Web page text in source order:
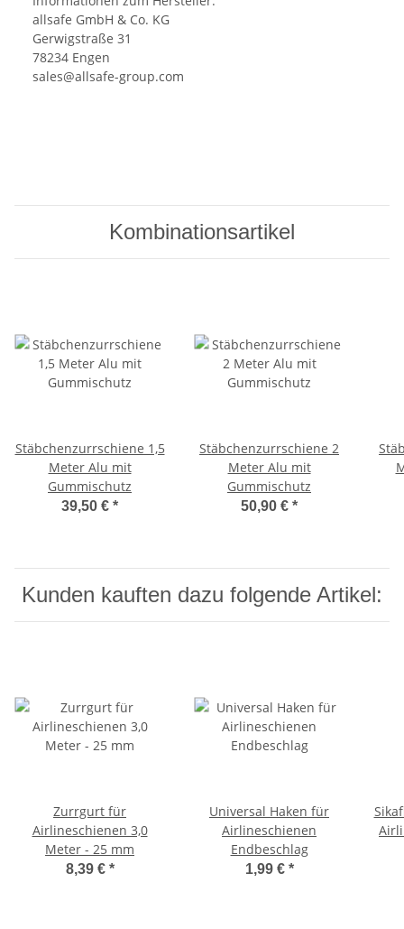
allsafe GmbH & Co. KG
Gerwigstraße 31
78234 Engen
sales@allsafe-group.com
Kombinationsartikel
Stäbchenzurrschiene 1,5
Meter Alu mit
Gummischutz
39,50 € *
Stäbchenzurrschiene 2
Meter Alu mit
Gummischutz
50,90 € *
Kunden kauften dazu folgende Artikel:
Zurrgurt für
Airlineschienen 3,0
Meter - 25 mm
8,39 € *
Universal Haken für
Airlineschienen
Endbeschlag
1,99 € *